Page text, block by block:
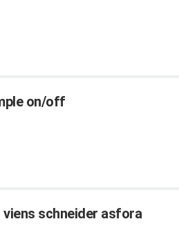
on/off
schneider asfora